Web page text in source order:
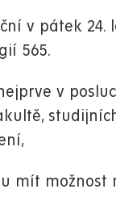
v pátek
565.
v
mít